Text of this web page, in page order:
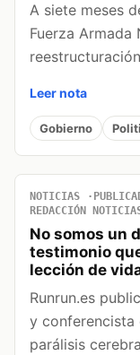
A siete meses
Fuerza Armada
Leer nota
Gobierno
NOTICIAS
REDACCIÓN
No somos un
testimonio
lección de
Runrun.es
y conferencista
parálisis